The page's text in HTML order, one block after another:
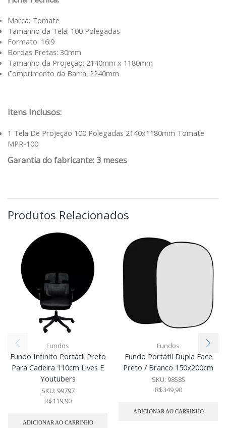
Marca: Tomate
Tamanho da Tela: 100 Polegadas
Formato: 16:9
Bordas Pretas: 30mm
Tamanho da Projeção: 2140mm x 1180mm
Comprimento da Barra: 2240mm
Itens Inclusos:
1 Tela De Projeção 100 Polegadas 2140x1180mm Tomate
MPR-100
Garantia do fabricante: 3 meses
Produtos Relacionados
Fundos
Fundo Infinito Portátil Preto
Para Cadeira 110cm Lives E
Youtubers
SKU: 99797
R$119,90
ADICIONAR AO CARRINHO
Fundos
Fundo Portátil Dupla Face
Preto / Branco 150x200cm
SKU: 98585
R$349,90
ADICIONAR AO CARRINHO